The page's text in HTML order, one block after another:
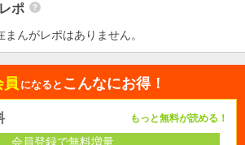
ポ
まんがレポはありません。
員 になると こんなにお得！
もっと無料が読める！
会員登録で無料増量